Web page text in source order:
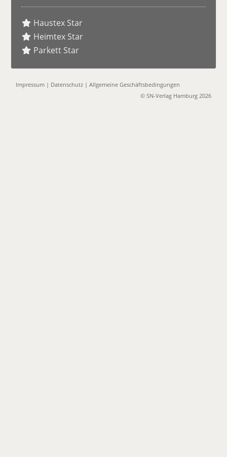
Haustex Star
Heimtex Star
Parkett Star
Impressum | Datenschutz |Allgemeine Geschäftsbedingungen
© SN-Verlag Hamburg 2026